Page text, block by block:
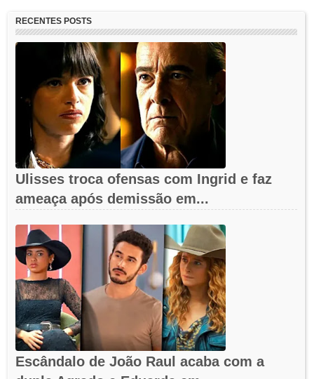
RECENTES POSTS
Ulisses troca ofensas com Ingrid e faz
ameaça após demissão em...
Escândalo de João Raul acaba com a